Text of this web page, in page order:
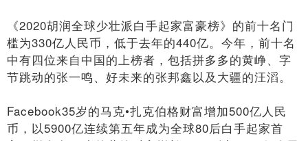
《2020胡润全球少壮派白手起家富豪榜》的前十名门
槛为330亿人民币，低于去年的440亿。今年，前十名
中有四位来自中国的上榜者，包括拼多多的黄峥、字
节跳动的张一鸣、好未来的张邦鑫以及大疆的汪滔。
Facebook35岁的马克•扎克伯格财富增加500亿人民
币，以5900亿连续第五年成为全球80后白手起家首